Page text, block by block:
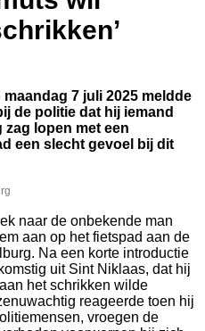
7 juli 2025 meldde
de politie dat hij iemand
lopen met een
een slecht gevoel bij dit
naar de onbekende man
aan op het fietspad aan de
Na een korte introductie
uit Sint Niklaas, dat hij
het schrikken wilde
reageerde toen hij
vroegen de